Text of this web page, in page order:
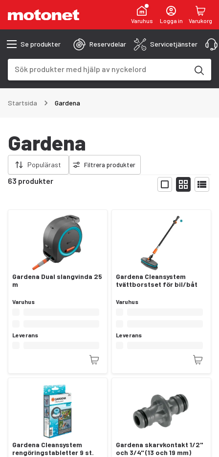
Varuhus Logga in Varukorg
Se produkter Reservdelar Servicetjänster
Startsida Gardena
Gardena
Populärast Filtrera produkter
63 produkter
Visa
filter
Gardena Dual slangvinda 25
m
Varuhus
Leverans
Gardena Cleansystem
tvättborstset för bil/båt
Varuhus
Leverans
Gardena Cleansystem
rengöringstabletter 9 st.
Gardena skarvkontakt 1/2"
och 3/4" (13 och 19 mm)